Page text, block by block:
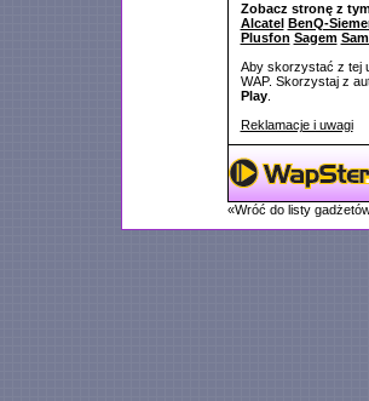
Zobacz stronę z
Alcatel BenQ-
Plusfon Sagem
Aby skorzystać z tej
WAP. Skorzystaj z
Play.
Reklamacje i uwagi
«Wróć do listy